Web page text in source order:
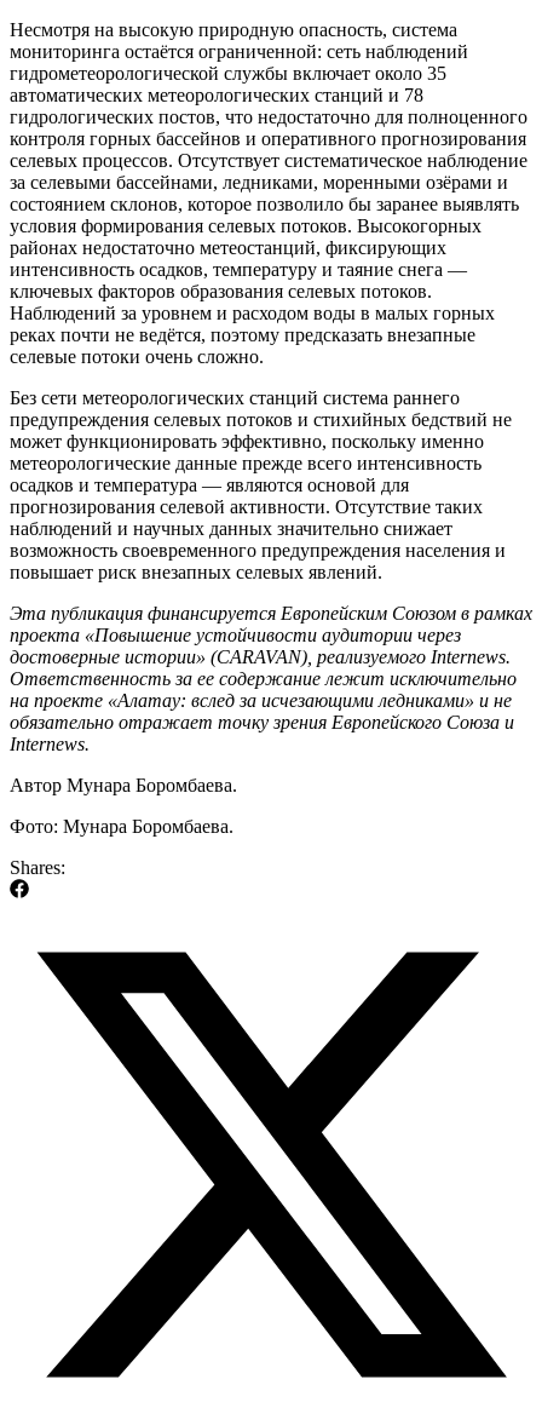
Несмотря на высокую природную опасность, система
мониторинга остаётся ограниченной: сеть наблюдений
гидрометеорологической службы включает около 35
автоматических метеорологических станций и 78
гидрологических постов, что недостаточно для полноценного
контроля горных бассейнов и оперативного прогнозирования
селевых процессов. Отсутствует систематическое наблюдение
за селевыми бассейнами, ледниками, моренными озёрами и
состоянием склонов, которое позволило бы заранее выявлять
условия формирования селевых потоков. Высокогорных
районах недостаточно метеостанций, фиксирующих
интенсивность осадков, температуру и таяние снега —
ключевых факторов образования селевых потоков.
Наблюдений за уровнем и расходом воды в малых горных
реках почти не ведётся, поэтому предсказать внезапные
селевые потоки очень сложно.
Без сети метеорологических станций система раннего
предупреждения селевых потоков и стихийных бедствий не
может функционировать эффективно, поскольку именно
метеорологические данные прежде всего интенсивность
осадков и температура — являются основой для
прогнозирования селевой активности. Отсутствие таких
наблюдений и научных данных значительно снижает
возможность своевременного предупреждения населения и
повышает риск внезапных селевых явлений.
Эта публикация финансируется Европейским Союзом в рамках
проекта «Повышение устойчивости аудитории через
достоверные истории» (CARAVAN), реализуемого Internews.
Ответственность за ее содержание лежит исключительно
на проекте «Алатау: вслед за исчезающими ледниками» и не
обязательно отражает точку зрения Европейского Союза и
Internews.
Автор Мунара Боромбаева.
Фото: Мунара Боромбаева.
Shares: